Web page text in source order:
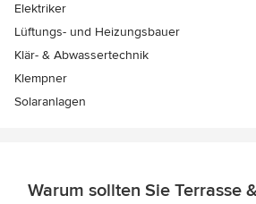
Elektriker
Lüftungs- und Heizungsbauer
Klär- & Abwassertechnik
Klempner
Solaranlagen
Warum sollten Sie Terrasse